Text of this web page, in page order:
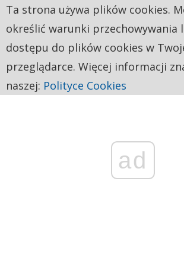
ad
Ta strona używa plików cookies.
określić warunki przechowywania
dostępu do plików cookies w
przeglądarce. Więcej informacji
naszej: Polityce Cookies